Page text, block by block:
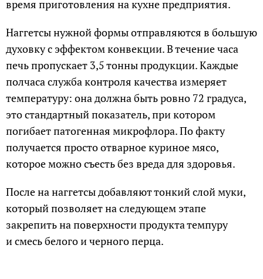
время приготовления на кухне предприятия.
Наггетсы нужной формы отправляются в большую
духовку с эффектом конвекции. В течение часа
печь пропускает 3,5 тонны продукции. Каждые
полчаса служба контроля качества измеряет
температуру: она должна быть ровно 72 градуса,
это стандартный показатель, при котором
погибает патогенная микрофлора. По факту
получается просто отварное куриное мясо,
которое можно съесть без вреда для здоровья.
После на наггетсы добавляют тонкий слой муки,
который позволяет на следующем этапе
закрепить на поверхности продукта темпуру
и смесь белого и черного перца.